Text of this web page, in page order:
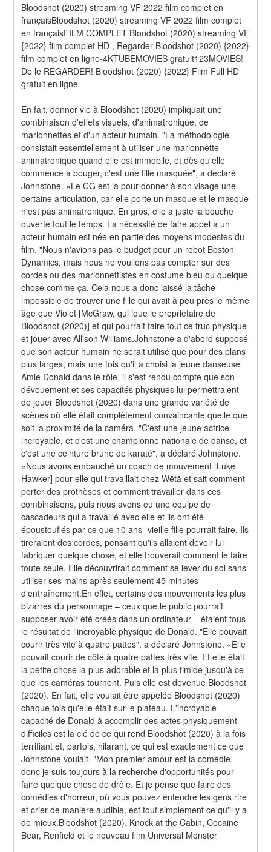
Bloodshot (2020) streaming VF 2022 film complet en
françaisBloodshot (2020) streaming VF 2022 film complet
en françaisFILM COMPLET Bloodshot (2020) streaming VF
{2022} film complet HD , Regarder Bloodshot (2020) {2022}
film complet en ligne-4KTUBEMOVIES gratuit123MOVIES!
De le REGARDER! Bloodshot (2020) {2022} Film Full HD
gratuit en ligne
En fait, donner vie à Bloodshot (2020) impliquait une
combinaison d'effets visuels, d'animatronique, de
marionnettes et d'un acteur humain. "La méthodologie
consistait essentiellement à utiliser une marionnette
animatronique quand elle est immobile, et dès qu'elle
commence à bouger, c'est une fille masquée", a déclaré
Johnstone. «Le CG est là pour donner à son visage une
certaine articulation, car elle porte un masque et le masque
n'est pas animatronique. En gros, elle a juste la bouche
ouverte tout le temps. La nécessité de faire appel à un
acteur humain est née en partie des moyens modestes du
film. "Nous n'avions pas le budget pour un robot Boston
Dynamics, mais nous ne voulions pas compter sur des
cordes ou des marionnettistes en costume bleu ou quelque
chose comme ça. Cela nous a donc laissé la tâche
impossible de trouver une fille qui avait à peu près le même
âge que Violet [McGraw, qui joue le propriétaire de
Bloodshot (2020)] et qui pourrait faire tout ce truc physique
et jouer avec Allison Williams.Johnstone a d'abord supposé
que son acteur humain ne serait utilisé que pour des plans
plus larges, mais une fois qu'il a choisi la jeune danseuse
Amie Donald dans le rôle, il s'est rendu compte que son
dévouement et ses capacités physiques lui permettraient
de jouer Bloodshot (2020) dans une grande variété de
scènes où elle était complètement convaincante quelle que
soit la proximité de la caméra. "C'est une jeune actrice
incroyable, et c'est une championne nationale de danse, et
c'est une ceinture brune de karaté", a déclaré Johnstone.
«Nous avons embauché un coach de mouvement [Luke
Hawker] pour elle qui travaillait chez Wētā et sait comment
porter des prothèses et comment travailler dans ces
combinaisons, puis nous avons eu une équipe de
cascadeurs qui a travaillé avec elle et ils ont été
époustouflés par ce que 10 ans -vieille fille pourrait faire. Ils
tireraient des cordes, pensant qu'ils allaient devoir lui
fabriquer quelque chose, et elle trouverait comment le faire
toute seule. Elle découvrirait comment se lever du sol sans
utiliser ses mains après seulement 45 minutes
d'entraînement.En effet, certains des mouvements les plus
bizarres du personnage – ceux que le public pourrait
supposer avoir été créés dans un ordinateur – étaient tous
le résultat de l'incroyable physique de Donald. "Elle pouvait
courir très vite à quatre pattes", a déclaré Johnstone. «Elle
pouvait courir de côté à quatre pattes très vite. Et elle était
la petite chose la plus adorable et la plus timide jusqu'à ce
que les caméras tournent. Puis elle est devenue Bloodshot
(2020). En fait, elle voulait être appelée Bloodshot (2020)
chaque fois qu'elle était sur le plateau. L'incroyable
capacité de Donald à accomplir des actes physiquement
difficiles est la clé de ce qui rend Bloodshot (2020) à la fois
terrifiant et, parfois, hilarant, ce qui est exactement ce que
Johnstone voulait. "Mon premier amour est la comédie,
donc je suis toujours à la recherche d'opportunités pour
faire quelque chose de drôle. Et je pense que faire des
comédies d'horreur, où vous pouvez entendre les gens rire
et crier de manière audible, est tout simplement ce qu'il y a
de mieux.Bloodshot (2020), Knock at the Cabin, Cocaine
Bear, Renfield et le nouveau film Universal Monster